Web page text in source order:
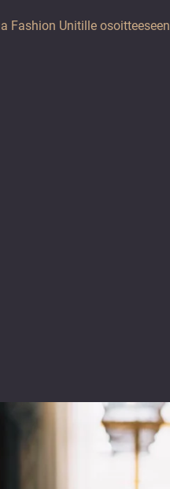
Fashion Unitille osoitteeseen